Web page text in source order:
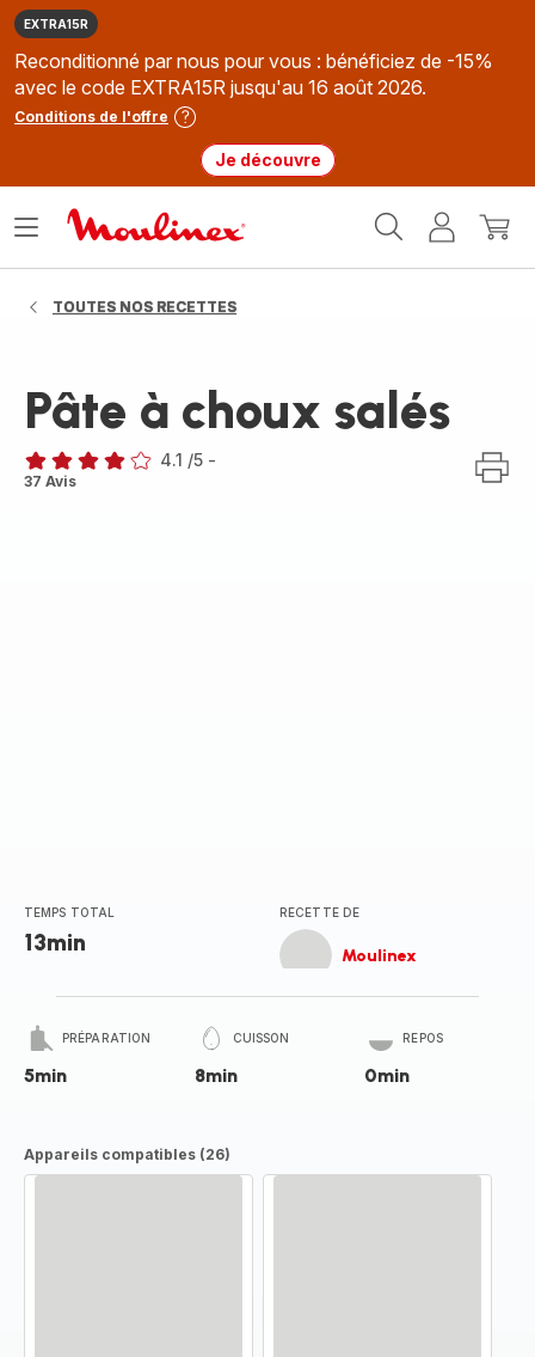
EXTRA15R
Reconditionné par nous pour vous : bénéficiez de -15%
avec le code EXTRA15R jusqu'au 16 août 2026.
Conditions de l'offre
Je découvre
MonMon
Ouvrir
TOUTES NOS RECETTES
Pâte à choux salés
ratings.4.1
4.1 /5 -
37 Avis
TEMPS TOTAL
13min
RECETTE DE
Moulinex
PRÉPARATION
5min
CUISSON
8min
REPOS
0min
Appareils compatibles (26)